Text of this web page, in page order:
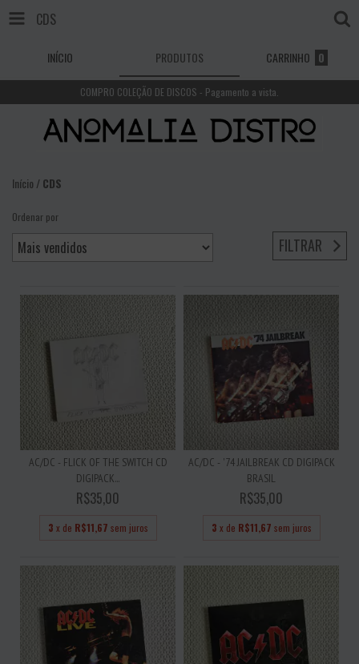
CDS
INÍCIO PRODUTOS CARRINHO 0
COMPRO COLEÇÃO DE DISCOS - Pagamento a vista.
Início /CDS
Ordenar por
FILTRAR
AC/DC - FLICK OF THE SWITCH CD
DIGIPACK...
R$35,00
3 x de R$11,67 sem juros
AC/DC - '74 JAILBREAK CD DIGIPACK
BRASIL
R$35,00
3 x de R$11,67 sem juros